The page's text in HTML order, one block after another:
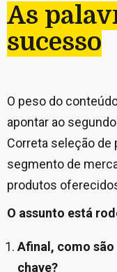
As
sucesso
O peso do
apontar ao
Correta seleção de
segmento de
produtos
O assunto está
Afinal, como
chave?